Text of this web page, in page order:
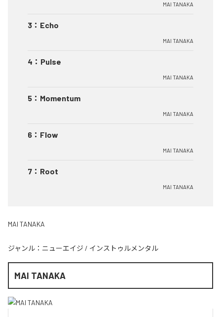
MAI TANAKA
3 ： Echo
MAI TANAKA
4 ： Pulse
MAI TANAKA
5 ： Momentum
MAI TANAKA
6 ： Flow
MAI TANAKA
7 ： Root
MAI TANAKA
MAI TANAKA
ジャンル： ニューエイジ / インストゥルメンタル
MAI TANAKA